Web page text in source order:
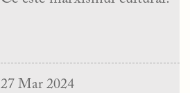
27 Mar 2024